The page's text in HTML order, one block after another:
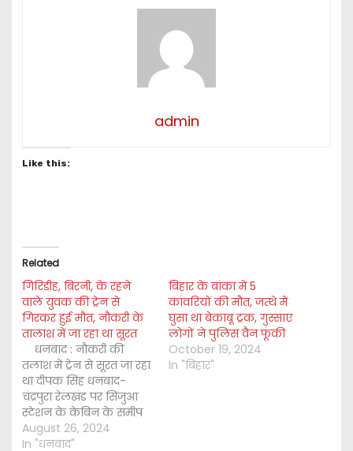
admin
Like this:
Related
गिरिडीह, बिरनी, के रहने
वाले युवक की ट्रेन से
गिरकर हुई मौत, नौकरी के
तालाश में जा रहा था सूरत
धनबाद : नौकरी की
तलाश में ट्रेन से सूरत जा रहा
था दीपक सिंह धनबाद-
चंद्रपुरा रेलखंड पर सिजुआ
स्टेशन के केबिन के समीप
रेल पटरी किनारे रविवार की
सुबह एक युवक का शव
August 26, 2024
In "धनबाद"
बिहार के बांका में 5
कांवरियों की मौत, जत्थे में
घुसा था बेकाबू ट्रक, गुस्साए
लोगों ने पुलिस वैन फूंकी
October 19, 2024
In "बिहार"